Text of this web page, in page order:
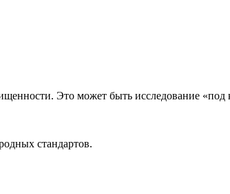
Это может быть исследование «под
стандартов.